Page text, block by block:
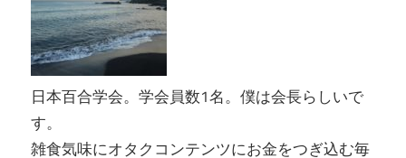
日本百合学会。学会員数1名。僕は会長らしいで
す。
雑食気味にオタクコンテンツにお金をつぎ込む毎